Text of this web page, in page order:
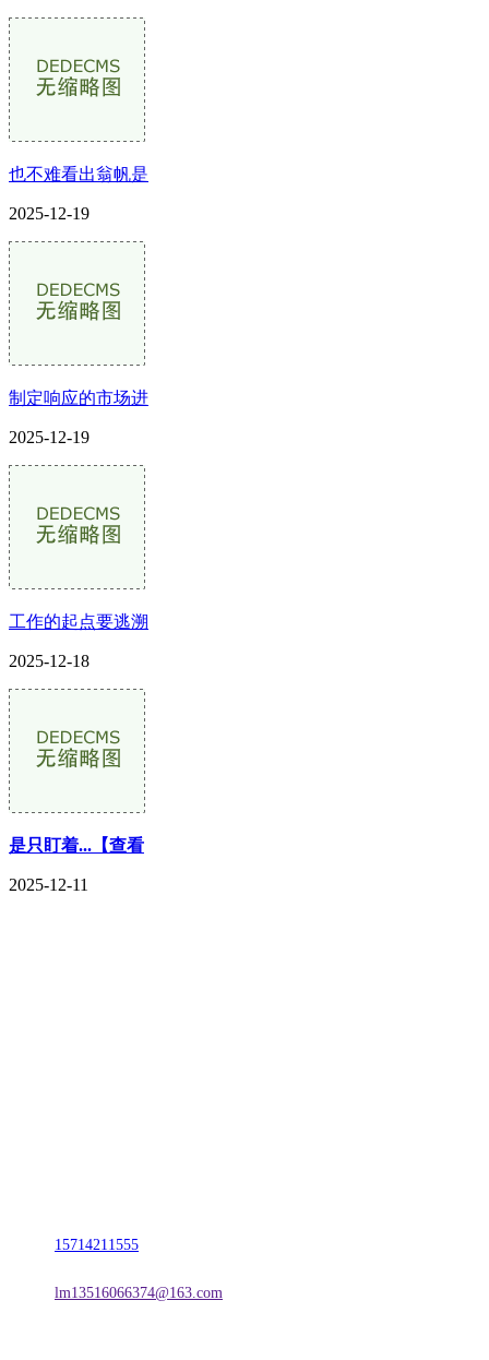
也不难看出翁帆是
2025-12-19
制定响应的市场进
2025-12-19
工作的起点要逃溯
2025-12-18
是只盯着...【查看
2025-12-11
15714211555
lm13516066374@163.com